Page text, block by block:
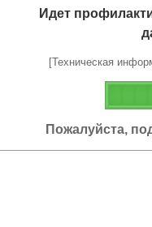
Идет
[Техническая
Пожалуйста,